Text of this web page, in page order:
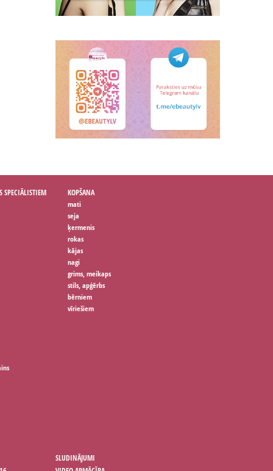
SPECIĀLISTIEM
KOPŠANA
mati
seja
ķermenis
rokas
kājas
nagi
grims, meikaps
stils, apģērbs
bērniem
vīriešiem
SLUDINĀJUMI